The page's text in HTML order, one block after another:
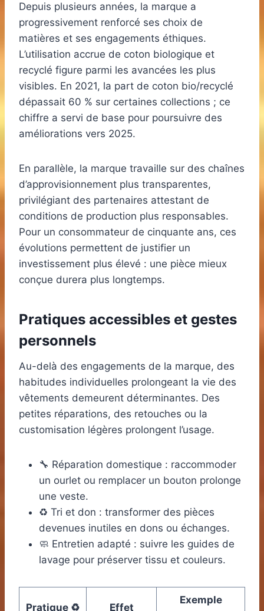
Depuis plusieurs années, la marque a
progressivement renforcé ses choix de
matières et ses engagements éthiques.
L’utilisation accrue de coton biologique et
recyclé figure parmi les avancées les plus
visibles. En 2021, la part de coton bio/recyclé
dépassait 60 % sur certaines collections ; ce
chiffre a servi de base pour poursuivre des
améliorations vers 2025.
En parallèle, la marque travaille sur des chaînes
d’approvisionnement plus transparentes,
privilégiant des partenaires attestant de
conditions de production plus responsables.
Pour un consommateur de cinquante ans, ces
évolutions permettent de justifier un
investissement plus élevé : une pièce mieux
conçue durera plus longtemps.
Pratiques accessibles et gestes
personnels
Au-delà des engagements de la marque, des
habitudes individuelles prolongeant la vie des
vêtements demeurent déterminantes. Des
petites réparations, des retouches ou la
customisation légères prolongent l’usage.
🔧 Réparation domestique : raccommoder
un ourlet ou remplacer un bouton prolonge
une veste.
♻️ Tri et don : transformer des pièces
devenues inutiles en dons ou échanges.
🧼 Entretien adapté : suivre les guides de
lavage pour préserver tissu et couleurs.
Pratique ♻️ Effet
Exemple